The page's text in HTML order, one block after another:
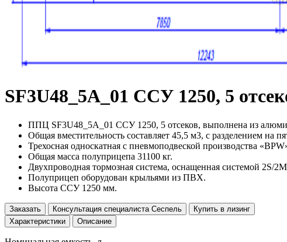
SF3U48_5A_01 ССУ 1250, 5
ППЦ SF3U48_5A_01 ССУ 1250, 5 отсеков, выполнена из
Общая вместительность составляет 45,5 м3, с разделением на
Трехосная односкатная с пневмоподвеской производства
Общая масса полуприцепа 31100 кг.
Двухпроводная тормозная система, оснащенная системой 2S/
Полуприцеп оборудован крыльями из ПВХ.
Высота ССУ 1250 мм.
Заказать Консультация специалиста Сеспель
Купить в лизинг
Характеристики
Описание